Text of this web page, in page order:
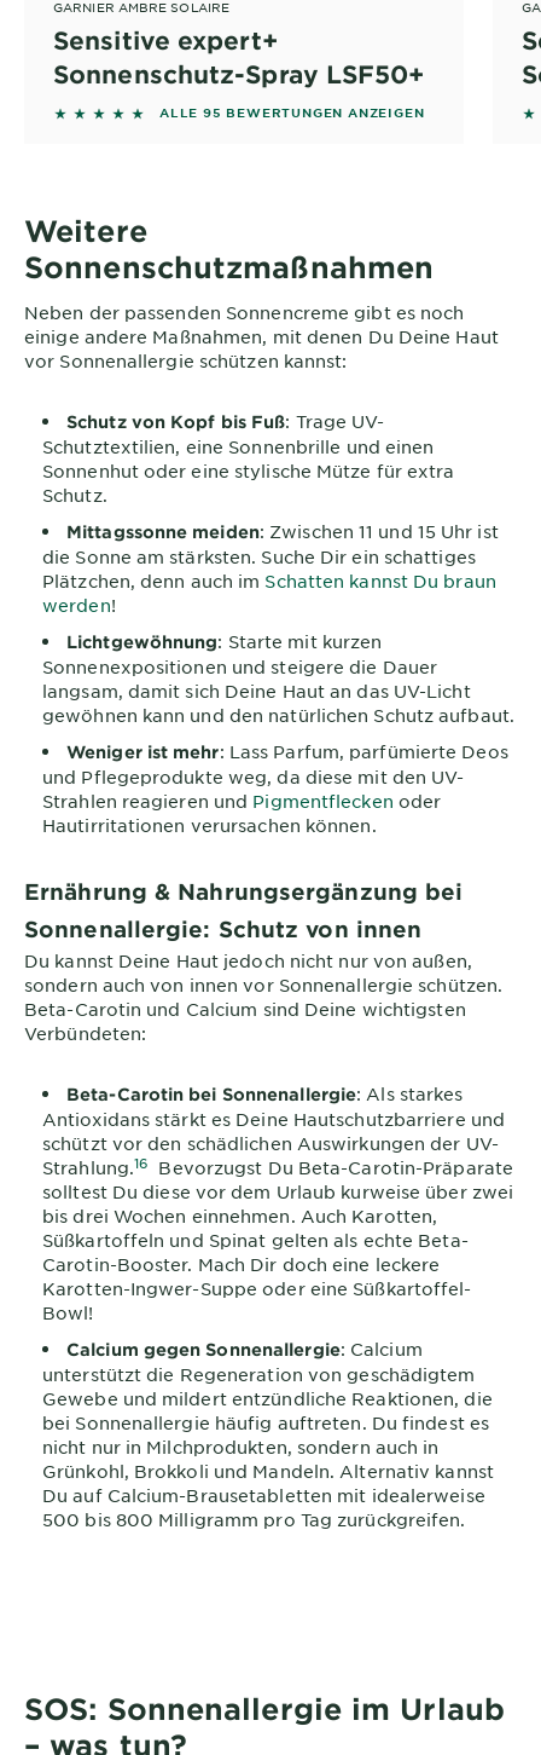
GARNIER AMBRE SOLAIRE
Sensitive expert+
Sonnenschutz-Spray LSF50+
4.7474 out of 5 stars based on reviews
ALLE 95 BEWERTUNGEN ANZEIGEN
Weitere
Sonnenschutzmaßnahmen
Neben der passenden Sonnencreme gibt es noch
einige andere Maßnahmen, mit denen Du Deine Haut
vor Sonnenallergie schützen kannst:
Schutz von Kopf bis Fuß: Trage UV-
Schutztextilien, eine Sonnenbrille und einen
Sonnenhut oder eine stylische Mütze für extra
Schutz.
Mittagssonne meiden: Zwischen 11 und 15 Uhr ist
die Sonne am stärksten. Suche Dir ein schattiges
Plätzchen, denn auch im Schatten kannst Du braun
werden!
Lichtgewöhnung: Starte mit kurzen
Sonnenexpositionen und steigere die Dauer
langsam, damit sich Deine Haut an das UV-Licht
gewöhnen kann und den natürlichen Schutz aufbaut.
Weniger ist mehr: Lass Parfum, parfümierte Deos
und Pflegeprodukte weg, da diese mit den UV-
Strahlen reagieren und Pigmentflecken oder
Hautirritationen verursachen können.
Ernährung & Nahrungsergänzung bei
Sonnenallergie: Schutz von innen
Du kannst Deine Haut jedoch nicht nur von außen,
sondern auch von innen vor Sonnenallergie schützen.
Beta-Carotin und Calcium sind Deine wichtigsten
Verbündeten:
Beta-Carotin bei Sonnenallergie: Als starkes
Antioxidans stärkt es Deine Hautschutzbarriere und
schützt vor den schädlichen Auswirkungen der UV-
Strahlung.16
Bevorzugst Du Beta-Carotin-Präparate
solltest Du diese vor dem Urlaub kurweise über zwei
bis drei Wochen einnehmen. Auch Karotten,
Süßkartoffeln und Spinat gelten als echte Beta-
Carotin-Booster. Mach Dir doch eine leckere
Karotten-Ingwer-Suppe oder eine Süßkartoffel-
Bowl!
Calcium gegen Sonnenallergie: Calcium
unterstützt die Regeneration von geschädigtem
Gewebe und mildert entzündliche Reaktionen, die
bei Sonnenallergie häufig auftreten. Du findest es
nicht nur in Milchprodukten, sondern auch in
Grünkohl, Brokkoli und Mandeln. Alternativ kannst
Du auf Calcium-Brausetabletten mit idealerweise
500 bis 800 Milligramm pro Tag zurückgreifen.
SOS: Sonnenallergie im Urlaub
– was tun?